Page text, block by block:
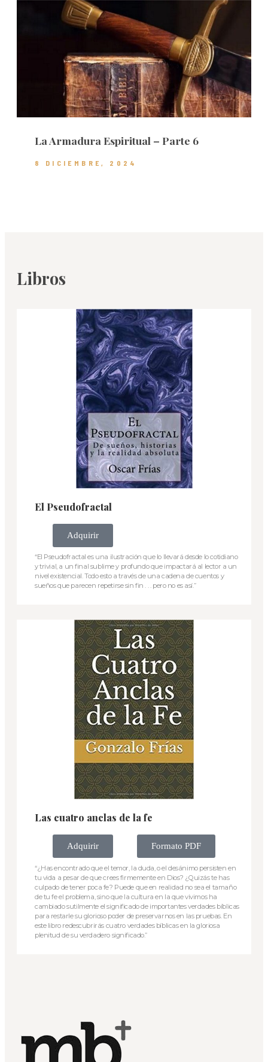
La Armadura Espiritual – Parte 6
8 DICIEMBRE, 2024
Libros
El Pseudofractal
Adquirir
“El Pseudofractal es una ilustración que lo llevará desde lo cotidiano
y trivial, a un final sublime y profundo que impactará al lector a un
nivel existencial. Todo esto a través de una cadena de cuentos y
sueños que parecen repetirse sin fin . . . pero no es así.”
Las cuatro anclas de la fe
Adquirir Formato PDF
“¿Has encontrado que el temor, la duda, o el desánimo persisten en
tu vida a pesar de que crees firmemente en Dios? ¿Quizás te has
culpado de tener poca fe? Puede que en realidad no sea el tamaño
de tu fe el problema, sino que la cultura en la que vivimos ha
cambiado sutilmente el significado de importantes verdades bíblicas
para restarle su glorioso poder de preservarnos en las pruebas. En
este libro redescubrirás cuatro verdades bíblicas en la gloriosa
plenitud de su verdadero significado.”